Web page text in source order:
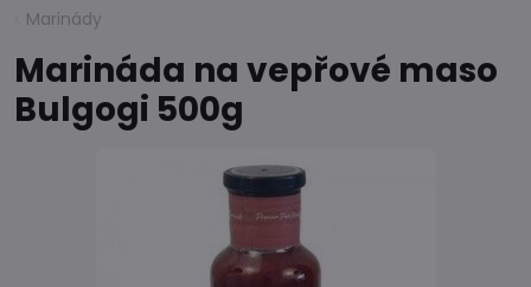
Marinády
Marináda na vepřové maso
Bulgogi 500g